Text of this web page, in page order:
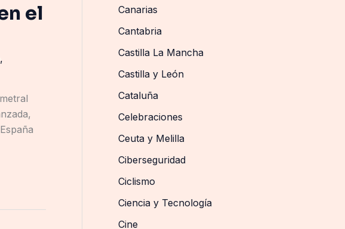
el
,
Canarias
Cantabria
Castilla La Mancha
Castilla y León
Cataluña
Celebraciones
Ceuta y Melilla
Ciberseguridad
Ciclismo
Ciencia y Tecnología
Cine